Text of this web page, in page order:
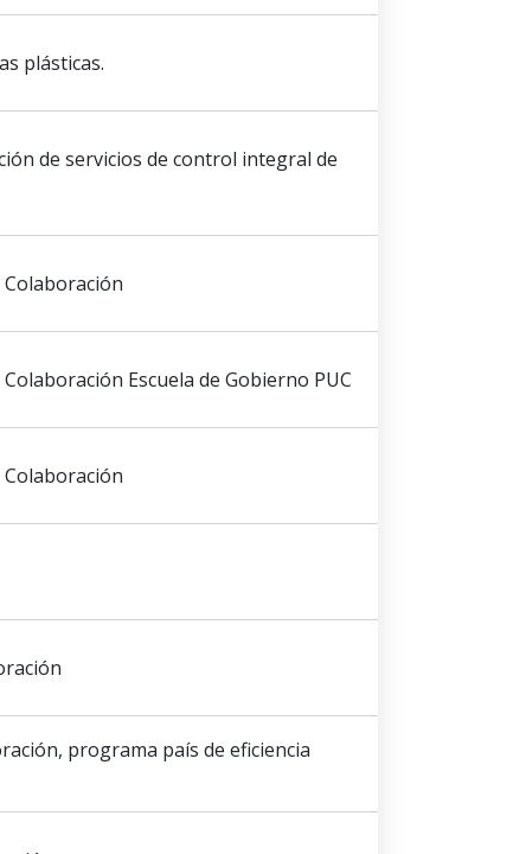
plásticas.
de servicios de control integral de
Escuela de Gobierno PUC
programa país de eficiencia